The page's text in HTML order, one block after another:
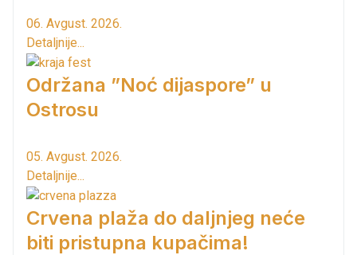
06. Avgust. 2026.
Detaljnije...
Održana ”Noć dijaspore” u
Ostrosu
05. Avgust. 2026.
Detaljnije...
Crvena plaža do daljnjeg neće
biti pristupna kupačima!